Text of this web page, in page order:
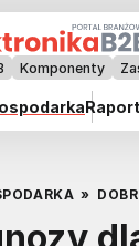
Komponenty
»